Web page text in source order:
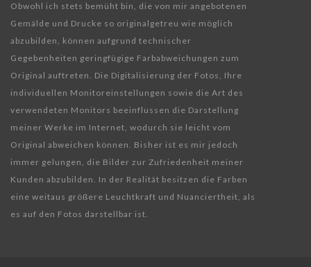
Obwohl ich stets bemüht bin, die von mir angebotenen
Gemälde und Drucke so originalgetreu wie möglich
abzubilden, können aufgrund technischer
Gegebenheiten geringfügige Farbabweichungen zum
Original auftreten. Die Digitalisierung der Fotos, Ihre
individuellen Monitoreinstellungen sowie die Art des
verwendeten Monitors beeinflussen die Darstellung
meiner Werke im Internet, wodurch sie leicht vom
Original abweichen können. Bisher ist es mir jedoch
immer gelungen, die Bilder zur Zufriedenheit meiner
Kunden abzubilden. In der Realität besitzen die Farben
eine weitaus größere Leuchtkraft und Nuanciertheit, als
es auf den Fotos darstellbar ist.